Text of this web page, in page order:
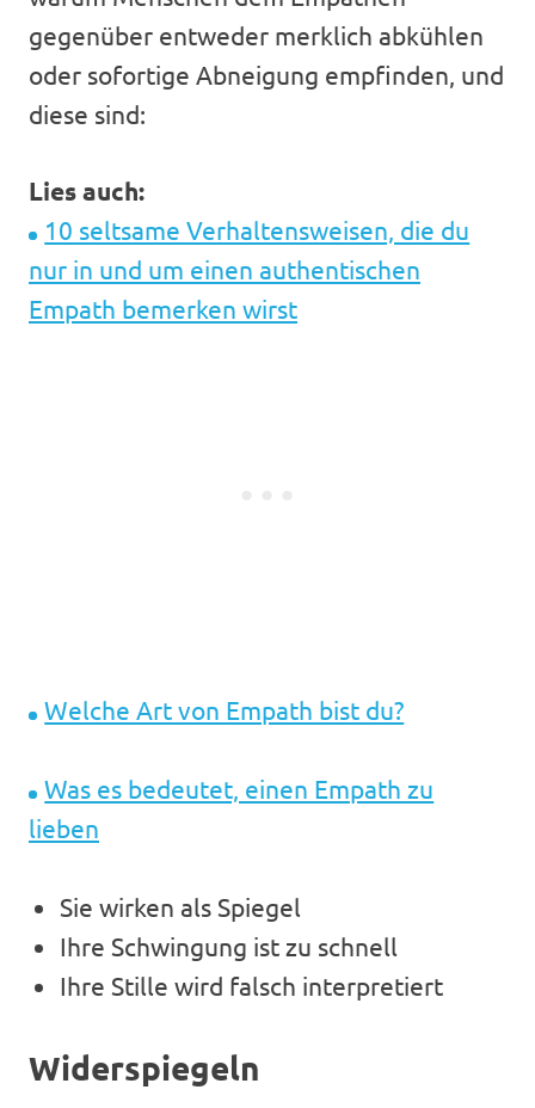
gegenüber entweder merklich abkühlen
oder sofortige Abneigung empfinden, und
diese sind:
Lies auch:
10 seltsame Verhaltensweisen, die du
nur in und um einen authentischen
Empath bemerken wirst
Welche Art von Empath bist du?
Was es bedeutet, einen Empath zu
lieben
Sie wirken als Spiegel
Ihre Schwingung ist zu schnell
Ihre Stille wird falsch interpretiert
Widerspiegeln